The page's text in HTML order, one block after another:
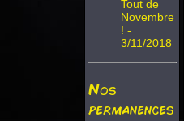
Tout de
Novembre
! -
3/11/2018
Nos
permanences